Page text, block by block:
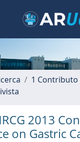
1 Contributo
2013
on Gastric